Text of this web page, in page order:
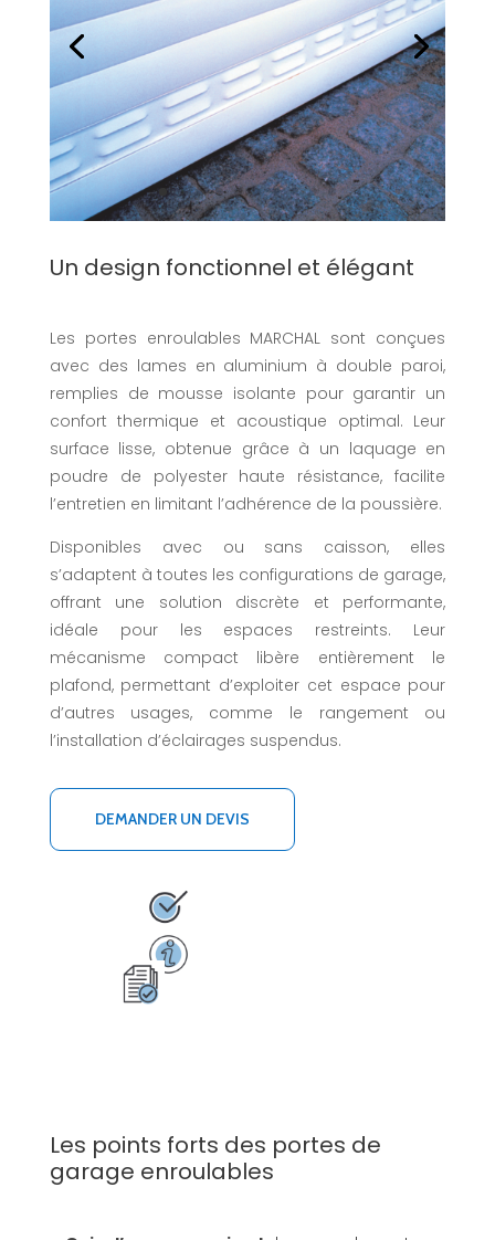
Un design fonctionnel et élégant
Les portes enroulables MARCHAL sont conçues
avec des lames en aluminium à double paroi,
remplies de mousse isolante pour garantir un
confort thermique et acoustique optimal. Leur
surface lisse, obtenue grâce à un laquage en
poudre de polyester haute résistance, facilite
l’entretien en limitant l’adhérence de la poussière.
Disponibles avec ou sans caisson, elles
s’adaptent à toutes les configurations de garage,
offrant une solution discrète et performante,
idéale pour les espaces restreints. Leur
mécanisme compact libère entièrement le
plafond, permettant d’exploiter cet espace pour
d’autres usages, comme le rangement ou
l’installation d’éclairages suspendus.
DEMANDER UN DEVIS
Les points forts des portes de
garage enroulables